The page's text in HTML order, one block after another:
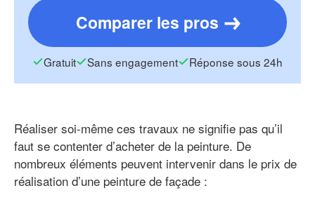
Comparer les pros
Gratuit Sans engagement Réponse sous 24h
Réaliser soi-même ces travaux ne signifie pas qu’il
faut se contenter d’acheter de la peinture. De
nombreux éléments peuvent intervenir dans le prix de
réalisation d’une peinture de façade :